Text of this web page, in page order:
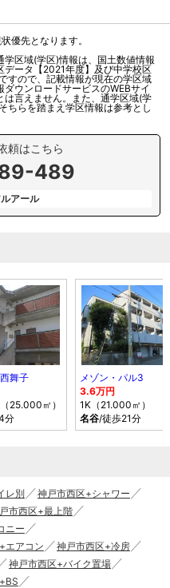
優先となります。
区域(学区)情報は、国土数値情報
データ【2021年度】及び中学校区
すので、記載情報が現在の学区域
ウンロードサービスのWEBサイ
は言えません。また、通学区域(学
ちらを踏まえ学区情報は参考とし
頼はこちら
489
アール
舞子
25.000㎡）
分
メゾン・パル3
3.6万円
1K（21.000㎡）
名谷/徒歩21分
レ別
神戸市西区+シャワー
市西区+最上階
ニー
エアコン
神戸市西区+冷房
神戸市西区+バイク置場